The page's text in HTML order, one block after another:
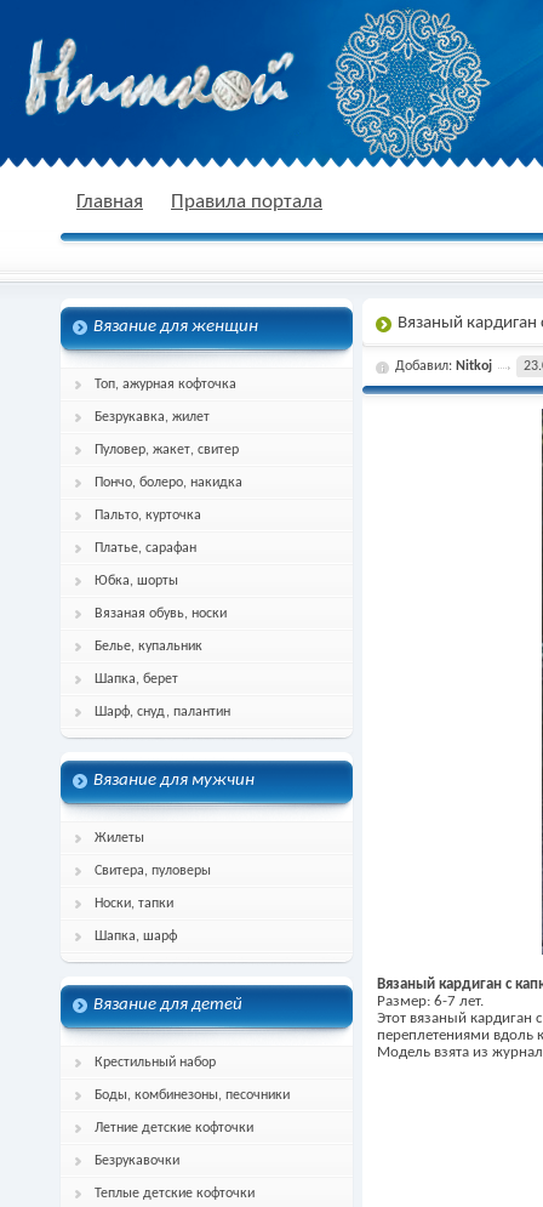
спицами, схема и описание
Главная Правила портала
Вязание для женщин
Топ, ажурная кофточка
Безрукавка, жилет
Пуловер, жакет, свитер
Пончо, болеро, накидка
Пальто, курточка
Платье, сарафан
Юбка, шорты
Вязаная обувь, носки
Белье, купальник
Шапка, берет
Шарф, снуд, палантин
Вязание для мужчин
Жилеты
Свитера, пуловеры
Носки, тапки
Шапка, шарф
Вязание для детей
Крестильный набор
Боды, комбинезоны, песочники
Летние детские кофточки
Безрукавочки
Теплые детские кофточки
Вязаный
Добавил: Nitkoj
Вязаный кардиган с
Размер: 6-7 лет.
Этот вязаный кардиган
переплетениями вдоль
Модель взята из